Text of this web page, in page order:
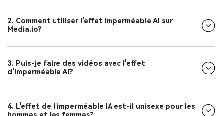
2. Comment utiliser l'effet imperméable AI sur
Media.io?
3. Puis-je faire des vidéos avec l'effet
d'imperméable AI?
4. L'effet de l'imperméable IA est-il unisexe pour les